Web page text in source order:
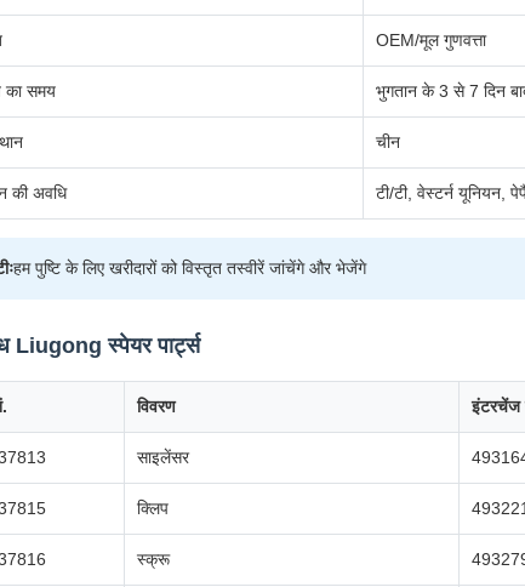
OEM/मूल गुणवत्ता
का समय भुगतान के 3 से 7 दिन
चीन
की अवधि टी/टी, वेस्टर्न यूनियन,
हम पुष्टि के लिए खरीदारों को विस्तृत तस्वीरें जांचेंगे और भेजेंगे
Liugong स्पेयर पार्ट्स
विवरण इंटरचेंज
साइलेंसर
क्लिप
स्क्रू